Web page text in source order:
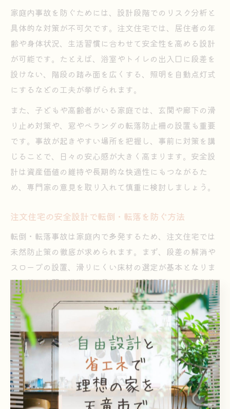
家庭内事故を防ぐためには、設計段階でのリスク分析と
具体的な対策が不可欠です。注文住宅では、居住者の年
齢や身体状況、生活習慣に合わせて安全性を高める設計
が可能です。たとえば、浴室やトイレの出入口に段差を
設けない、階段の踏み面を広くする、照明を自動点灯式
にするなどの工夫が挙げられます。
また、子どもや高齢者がいる家庭では、玄関や廊下の滑
り止め対策や、窓やベランダの転落防止柵の設置も重要
です。事故が起きやすい場所を把握し、事前に対策を講
じることで、日々の安心感が大きく高まります。安全設
計は資産価値の維持や長期的な快適性にもつながるた
め、専門家の意見を取り入れて慎重に検討しましょう。
注文住宅の安全設計で転倒・転落を防ぐ方法
転倒・転落事故は家庭内で多発するため、注文住宅では
未然防止策の徹底が求められます。まず、段差の解消や
スロープの設置、滑りにくい床材の選定が基本となりま
す。特に玄関や浴室、階段などは危険箇所として優先的
に対策を講じましょう。
さらに、階段には手すりを両側に設けたり、踏み板に滑
り止め加工を施すことで安全性が向上します。夜間の移
動時には足元灯や自動照明を活用し、視認性を高めるこ
とも効果的です。これらの対策を設計段階から盛り込む
ことで、年齢や体力に関わらず家族全員が安心して生活
できる住まいを実現できます。